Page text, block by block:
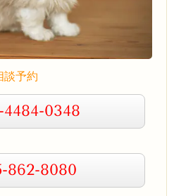
談予約
0348
862-8080